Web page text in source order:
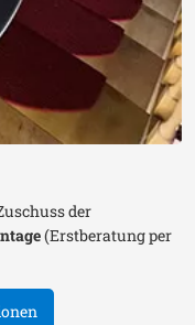
der
(Erstberatung per